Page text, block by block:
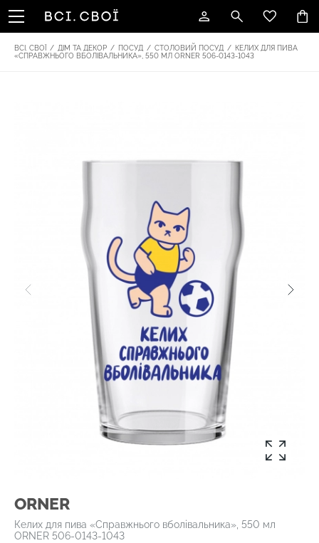
ВСІ. СВОЇ / ДІМ ТА ДЕКОР / ПОСУД / СТОЛОВИЙ ПОСУД / КЕЛИХ ДЛЯ ПИВА
«СПРАВЖНЬОГО ВБОЛІВАЛЬНИКА», 550 МЛ ORNER 506-0143-1043
ORNER
Келих для пива «Справжнього вболівальника», 550 мл
ORNER 506-0143-1043